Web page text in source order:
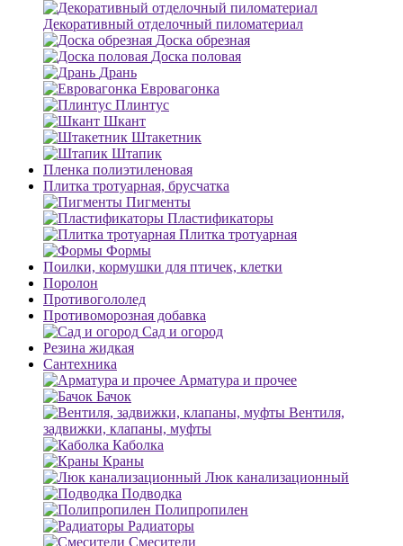
Декоративный отделочный пиломатериал
Доска обрезная
Доска половая
Дрань
Евровагонка
Плинтус
Шкант
Штакетник
Штапик
Пленка полиэтиленовая
Плитка тротуарная, брусчатка
Пигменты
Пластификаторы
Плитка тротуарная
Формы
Поилки, кормушки для птичек, клетки
Поролон
Противогололед
Противоморозная добавка
Сад и огород
Резина жидкая
Сантехника
Арматура и прочее
Бачок
Вентиля,
задвижки, клапаны, муфты
Каболка
Краны
Люк канализационный
Подводка
Полипропилен
Радиаторы
Смесители